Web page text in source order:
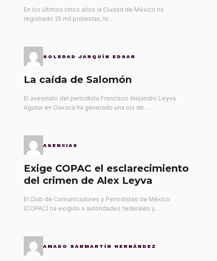
En los últimos cinco años la Ciudad de México ha
registrado 25 mil protestas, lo…
SOLEDAD JARQUÍN EDGAR
La caída de Salomón
El asesinato del periodista Francisco Alejandro Leyva
Aguilar en Oaxaca ha generado una ola de…
AGENCIAS
Exige COPAC el esclarecimiento
del crimen de Alex Leyva
El Club de Comunicadores y Periodistas de México
(COPAC) ha exigido a autoridades federales y…
AMADO SANMARTÍN HERNÁNDEZ